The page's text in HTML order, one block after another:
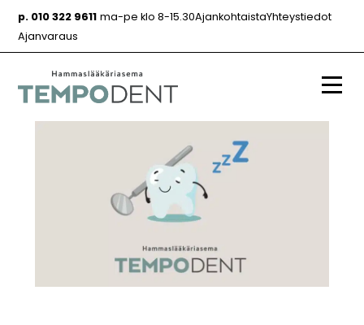
sisältöön
p. 010 322 9611 ma-pe klo 8-15.30AjankohtaistaYhteystiedot
Ajanvaraus